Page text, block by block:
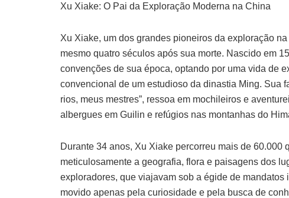
Xu Xiake: O Pai da Exploração Moderna na China
Xu Xiake, um dos grandes pioneiros da exploração
mesmo quatro séculos após sua morte. Nascido em
convenções de sua época, optando por uma vida de
convencional de um estudioso da dinastia Ming. Sua
rios, meus mestres”, ressoa em mochileiros e
albergues em Guilin e refúgios nas montanhas do
Durante 34 anos, Xu Xiake percorreu mais de
meticulosamente a geografia, flora e paisagens dos
exploradores, que viajavam sob a égide de
movido apenas pela curiosidade e pela busca de